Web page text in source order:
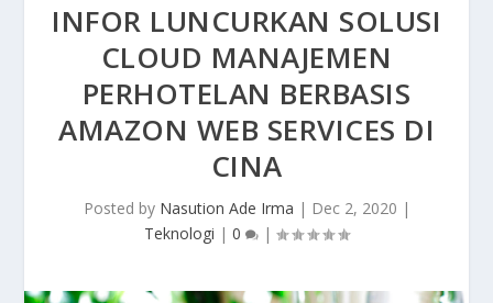
INFOR LUNCURKAN SOLUSI
CLOUD MANAJEMEN
PERHOTELAN BERBASIS
AMAZON WEB SERVICES DI
CINA
Posted by Nasution Ade Irma | Dec 2, 2020 |
Teknologi | 0 |